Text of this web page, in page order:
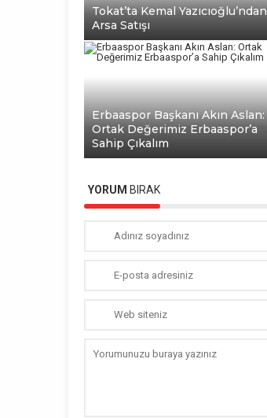
Tokat’ta Kemal Yazıcıoğlu’ndan
Arsa Satışı
Erbaaspor Başkanı Akın Aslan:
Ortak Değerimiz Erbaaspor’a
Sahip Çıkalım
YORUM BIRAK